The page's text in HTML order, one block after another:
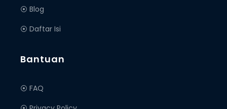
⦿ Blog
⦿ Daftar Isi
Bantuan
⦿ FAQ